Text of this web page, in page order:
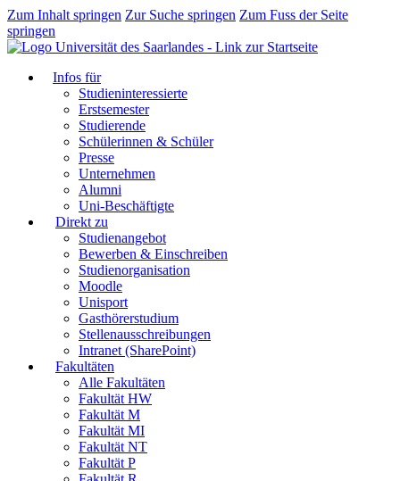
Zum Inhalt springen Zur Suche springen Zum Fuss der Seite
springen
Infos für
Studieninteressierte
Erstsemester
Studierende
Schülerinnen & Schüler
Presse
Unternehmen
Alumni
Uni-Beschäftigte
Direkt zu
Studienangebot
Bewerben & Einschreiben
Studienorganisation
Moodle
Unisport
Gasthörerstudium
Stellenausschreibungen
Intranet (SharePoint)
Fakultäten
Alle Fakultäten
Fakultät HW
Fakultät M
Fakultät MI
Fakultät NT
Fakultät P